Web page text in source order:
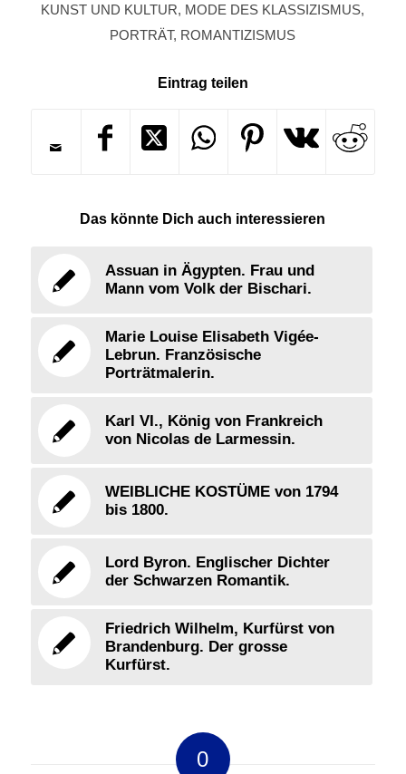
KUNST UND KULTUR, MODE DES KLASSIZISMUS,
PORTRÄT, ROMANTIZISMUS
Eintrag teilen
Das könnte Dich auch interessieren
Assuan in Ägypten. Frau und
Mann vom Volk der Bischari.
Marie Louise Elisabeth Vigée-
Lebrun. Französische
Porträtmalerin.
Karl VI., König von Frankreich
von Nicolas de Larmessin.
WEIBLICHE KOSTÜME von 1794
bis 1800.
Lord Byron. Englischer Dichter
der Schwarzen Romantik.
Friedrich Wilhelm, Kurfürst von
Brandenburg. Der grosse
Kurfürst.
0